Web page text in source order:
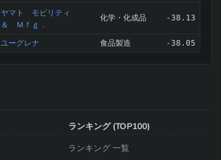
ヤマト モビリティ
＆ Ｍｆｇ．
化学・化成品 -38.13
ユーグレナ 食品製造 -38.05
ランキング (TOP100)
ランキング 一覧